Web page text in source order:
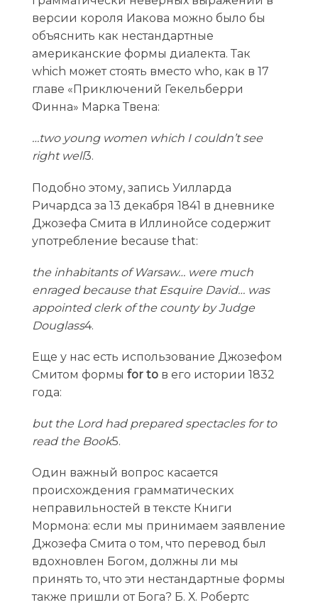
версии короля Иакова можно было бы
объяснить как нестандартные
американские формы диалекта. Так
which может стоять вместо who, как в 17
главе «Приключений Гекельберри
Финна» Марка Твена:
…two young women which I couldn’t see
right well3.
Подобно этому, запись Уилларда
Ричардса за 13 декабря 1841 в дневнике
Джозефа Смита в Иллинойсе содержит
употребление because that:
the inhabitants of Warsaw… were much
enraged because that Esquire David… was
appointed clerk of the county by Judge
Douglass4.
Еще у нас есть использование Джозефом
Смитом формы for toв его истории 1832
года:
but the Lord had prepared spectacles for to
read the Book5.
Один важный вопрос касается
происхождения грамматических
неправильностей в тексте Книги
Мормона: если мы принимаем заявление
Джозефа Смита о том, что перевод был
вдохновлен Богом, должны ли мы
принять то, что эти нестандартные формы
также пришли от Бога? Б. Х. Робертс